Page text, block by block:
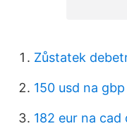
Zůstatek
150 usd na
182 eur na cad